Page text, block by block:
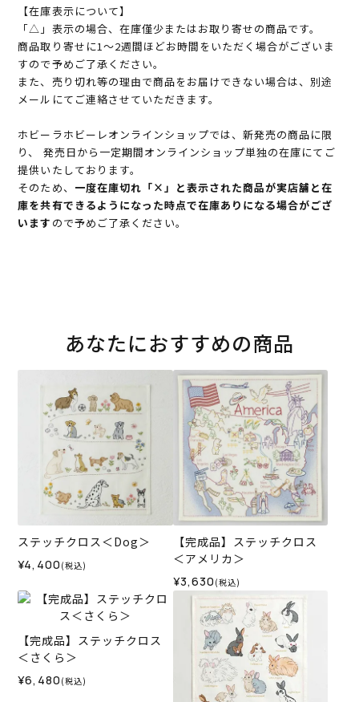
【在庫表示について】
「△」表示の場合、在庫僅少またはお取り寄せの商品です。
商品取り寄せに1～2週間ほどお時間をいただく場合がございま
すので予めご了承ください。
また、売り切れ等の理由で商品をお届けできない場合は、別途
メールにてご連絡させていただきます。
ホビーラホビーレオンラインショップでは、新発売の商品に限
り、 発売日から一定期間オンラインショップ単独の在庫にてご
提供いたしております。
そのため、 一度在庫切れ「×」と表示された商品が実店舗と在
庫を共有できるようになった時点で在庫ありになる場合がござ
います ので予めご了承ください。
あなたにおすすめの商品
ステッチクロス＜Dog＞
¥4,400 (税込)
【完成品】ステッチクロス
＜アメリカ＞
¥3,630 (税込)
【完成品】ステッチクロス
＜さくら＞
¥6,480 (税込)